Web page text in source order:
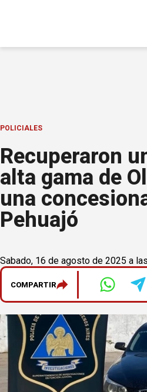
POLICIALES
Recuperaron
alta gama de
una
Pehuajó
Sabado, 16 de agosto de 2025 a
COMPARTIR